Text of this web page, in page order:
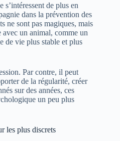
s’intéressent de plus en
dans la prévention des
ne sont pas magiques, mais
un animal, comme un
de vie plus stable et plus
Par contre, il peut
de la régularité, créer
sur des années, ces
un peu plus
les plus discrets